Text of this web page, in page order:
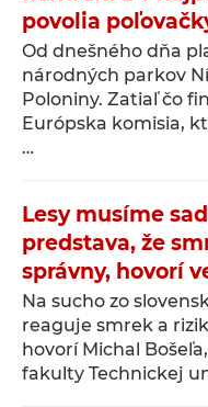
povolia
Od dnešného dňa
národných parkov
Poloniny. Zatiaľ čo
Európska komisia,
…
Lesy musíme
predstava, že
správny, hovorí
Na sucho zo
reaguje smrek a
hovorí Michal
fakulty Technickej